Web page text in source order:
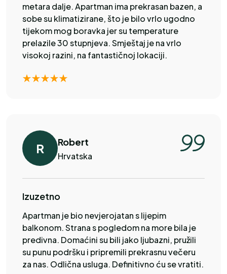
metara dalje. Apartman ima prekrasan bazen, a
sobe su klimatizirane, što je bilo vrlo ugodno
tijekom mog boravka jer su temperature
prelazile 30 stupnjeva. Smještaj je na vrlo
visokoj razini, na fantastičnoj lokaciji.
R Robert
Hrvatska
Izuzetno
Apartman je bio nevjerojatan s lijepim
balkonom. Strana s pogledom na more bila je
predivna. Domaćini su bili jako ljubazni, pružili
su punu podršku i pripremili prekrasnu večeru
za nas. Odlična usluga. Definitivno ću se vratiti.